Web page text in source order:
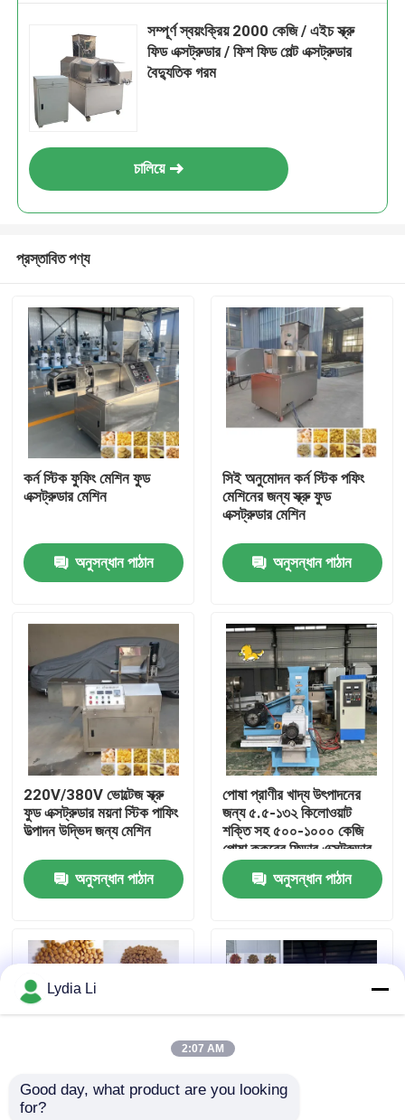
VR প্রদর্শন
আমাদের সম্পর্কে
কারখানা ভ্রমণ
মান নিয়ন্ত্রণ
আমাদের সাথে যোগাযোগ করুন
উদ্ধৃতির জন্য আবেদন
কাঠের পিলেট মিল
সম্পূর্ণ স্বয়ংক্রিয় 2000 কেজি / এইচ স্ক্রু
ফিড এক্সট্রুডার / ফিশ ফিড পেল্ট এক্সট্রুডার
বৈদ্যুতিক গরম
চালিয়ে
প্রস্তাবিত পণ্য
কর্ন স্টিক ফুফিং মেশিন ফুড
এক্সট্রুডার মেশিন
অনুসন্ধান পাঠান
সিই অনুমোদন কর্ন স্টিক পফিং
মেশিনের জন্য স্ক্রু ফুড
এক্সট্রুডার মেশিন
অনুসন্ধান পাঠান
220V/380V ভোল্টেজ স্ক্রু
ফুড এক্সট্রুডার ময়না স্টিক পাফিং
উত্পাদন উদ্ভিদ জন্য মেশিন
অনুসন্ধান পাঠান
পোষা প্রাণীর খাদ্য উৎপাদনের
জন্য ৫.৫-১৩২ কিলোওয়াট
শক্তি সহ ৫০০-১০০০ কেজি
পোষা কুকুরের ফিডার এক্সট্রুডার
অনুসন্ধান পাঠান
প্রাণী/পাখি খাদ্য প্রক্রিয়াকরণ
Lydia Li
2:07 AM
Good day, what product are you looking
for?